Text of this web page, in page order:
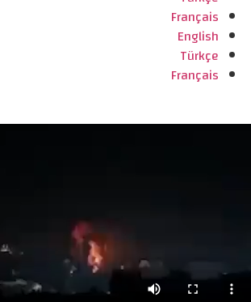
Français
English
Türkçe
Français